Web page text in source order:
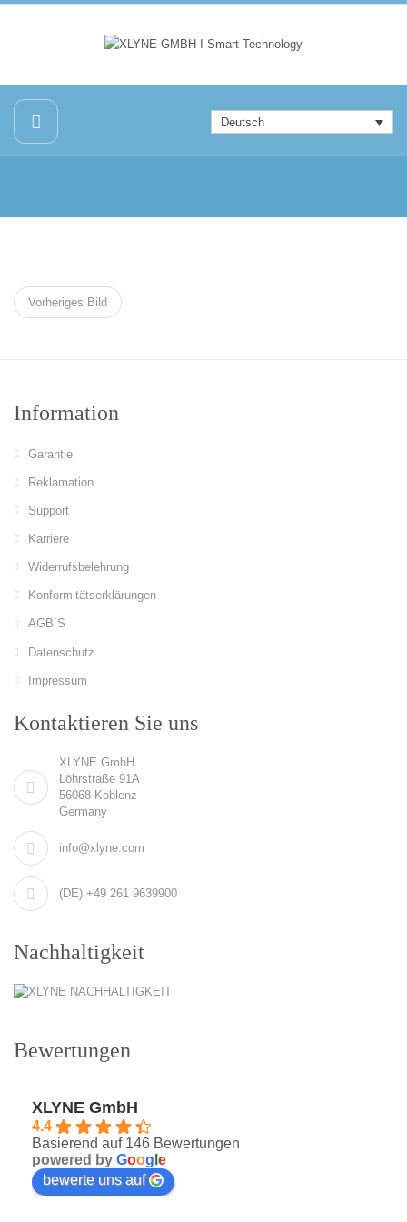
Deutsch
Vorheriges Bild
Information
Garantie
Reklamation
Support
Karriere
Widerrufsbelehrung
Konformitätserklärungen
AGB´S
Datenschutz
Impressum
Kontaktieren Sie uns
XLYNE GmbH
Löhrstraße 91A
56068 Koblenz
Germany
info@xlyne.com
(DE) +49 261 9639900
Nachhaltigkeit
Bewertungen
XLYNE GmbH
4.4
Basierend auf 146 Bewertungen
powered by Goog e
bewerte uns auf